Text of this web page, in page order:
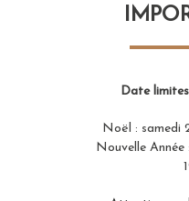
Date
Noël : samedi
Nouvelle Année